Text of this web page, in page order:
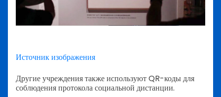
Источник изображения
Другие учреждения также используют QR-коды для
соблюдения протокола социальной дистанции.